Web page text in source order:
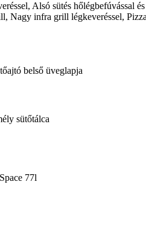
Alsó sütés hőlégbefúvással
Nagy infra grill légkeveréssel,
belső üveglapja
sütőtálca
77l